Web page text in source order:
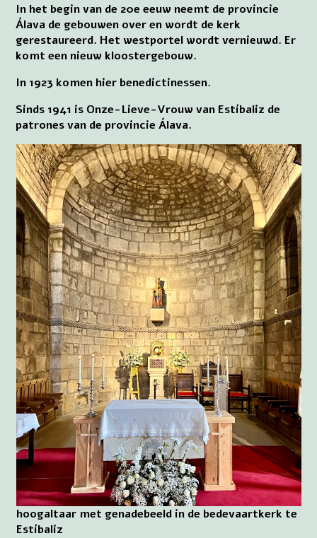
In het begin van de 20e eeuw neemt de provincie
Álava de gebouwen over en wordt de kerk
gerestaureerd. Het westportel wordt vernieuwd. Er
komt een nieuw kloostergebouw.
In 1923 komen hier benedictinessen.
Sinds 1941 is Onze-Lieve-Vrouw van Estíbaliz de
patrones van de provincie Álava.
hoogaltaar met genadebeeld in de bedevaartkerk te
Estíbaliz